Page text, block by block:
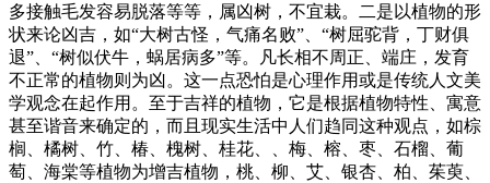
多接触毛发容易脱落等等，属凶树，不宜栽。二是以植物的形
状来论凶吉，如“大树古怪，气痛名败”、“树屈驼背，丁财俱
退”、“树似伏牛，蜗居病多”等。凡长相不周正、端庄，发育
不正常的植物则为凶。这一点恐怕是心理作用或是传统人文美
学观念在起作用。至于吉祥的植物，它是根据植物特性、寓意
甚至谐音来确定的，而且现实生活中人们趋同这种观点，如棕
榈、橘树、竹、椿、槐树、桂花、、梅、榕、枣、石榴、葡
萄、海棠等植物为增吉植物，桃、柳、艾、银杏、柏、茱萸、